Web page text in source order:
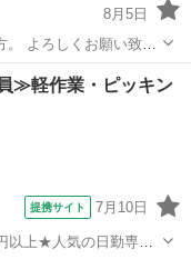
8月5日
。 よろしくお願い致し
≫軽作業・ピッキン
提携サイト 7月10日
以上★人気の日勤専属